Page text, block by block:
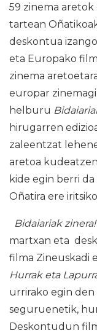
59 zinema
tartean
deskontua
eta Europako
zinema
europar
helburu
hirugarren
zaleentzat
aretoa
kide egin berri
Oñatira ere
Bidaiariak zinera!
martxan eta
filma Zineuskadi
Hurrak eta
urrirako egin den
seguruenetik,
Deskontudun